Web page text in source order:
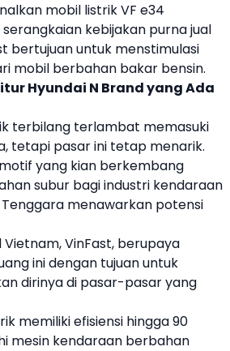
mobil listrikVF e34
kebijakan purna jual
bertujuan untuk menstimulasi
mobil berbahan bakar bensin.
Hyundai N Brand yang Ada
terbilang terlambat memasuki
, tetapi pasar ini tetap menarik.
yang kian berkembang
subur bagi industri kendaraan
Tenggara menawarkan potensi
Vietnam,VinFast, berupaya
ini dengan tujuan untuk
dirinya di pasar-pasar yang
memiliki efisiensi hingga 90
mesin kendaraan berbahan